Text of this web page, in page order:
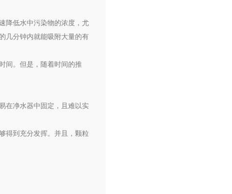
降低水中污染物的浓度，尤
几分钟内就能吸附大量的有
间。但是，随着时间的推
在净水器中固定，且难以实
得到充分发挥。并且，颗粒